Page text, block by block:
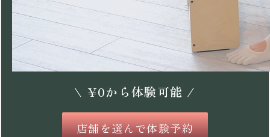
\ ¥0から体験可能 /
店舗を選んで体験予約